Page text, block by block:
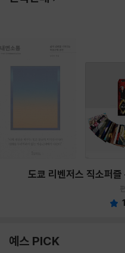
도쿄 리벤저스 직소퍼
예스 PICK